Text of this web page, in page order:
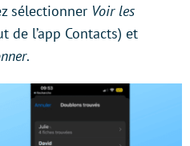
sélectionner Voir les
de l’app Contacts) et
.